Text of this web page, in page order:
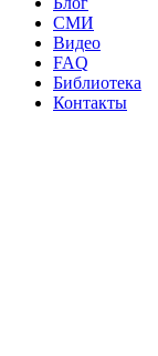
СМИ
Видео
FAQ
Библиотека
Контакты